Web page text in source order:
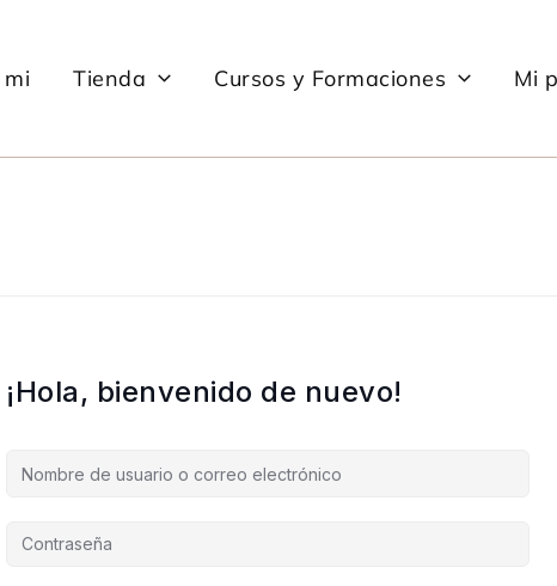
Tienda Cursos y Formaciones Mi
¡Hola, bienvenido de nuevo!